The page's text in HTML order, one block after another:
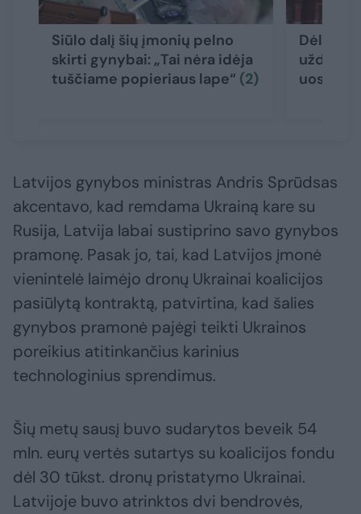
Siūlo dalį šių įmonių pelno
skirti gynybai: „Tai nėra idėja
tuščiame popieriaus lape“ (2)
Dėl
uždaryti
uostai
Latvijos gynybos ministras Andris Sprūdsas
akcentavo, kad remdama Ukrainą kare su
Rusija, Latvija labai sustiprino savo gynybos
pramonę. Pasak jo, tai, kad Latvijos įmonė
vienintelė laimėjo dronų Ukrainai koalicijos
pasiūlytą kontraktą, patvirtina, kad šalies
gynybos pramonė pajėgi teikti Ukrainos
poreikius atitinkančius karinius
technologinius sprendimus.
Šių metų sausį buvo sudarytos beveik 54
mln. eurų vertės sutartys su koalicijos fondu
dėl 30 tūkst. dronų pristatymo Ukrainai.
Latvijoje buvo atrinktos dvi bendrovės,